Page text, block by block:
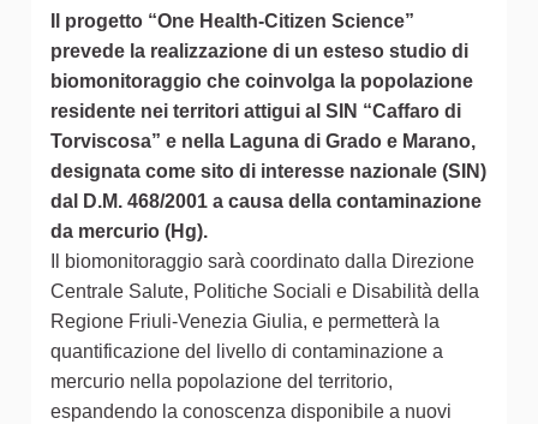
Il progetto “One Health-Citizen Science”
prevede la realizzazione di un esteso studio di
biomonitoraggio che coinvolga la popolazione
residente nei territori attigui al SIN “Caffaro di
Torviscosa” e nella Laguna di Grado e Marano,
designata come sito di interesse nazionale (SIN)
dal D.M. 468/2001 a causa della contaminazione
da mercurio (Hg).
Il biomonitoraggio sarà coordinato dalla Direzione
Centrale Salute, Politiche Sociali e Disabilità della
Regione Friuli-Venezia Giulia, e permetterà la
quantificazione del livello di contaminazione a
mercurio nella popolazione del territorio,
espandendo la conoscenza disponibile a nuovi